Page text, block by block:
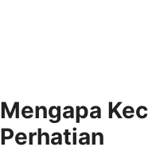
Mengapa
Perhatian